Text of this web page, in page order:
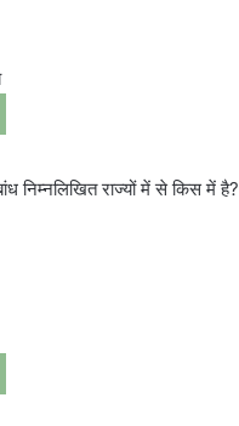
निम्नलिखित राज्यों में से किस में है?